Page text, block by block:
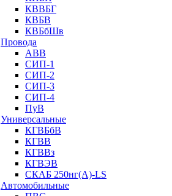
КВВБГ
КВБВ
КВБбШв
Провода
АВВ
СИП-1
СИП-2
СИП-3
СИП-4
ПуВ
Универсальные
КГВБбВ
КГВВ
КГВВз
КГВЭВ
СКАБ 250нг(А)-LS
Автомобильные